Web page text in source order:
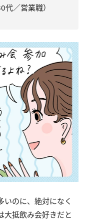
／営業職）
のに、絶対になく
大抵飲み会好きだと